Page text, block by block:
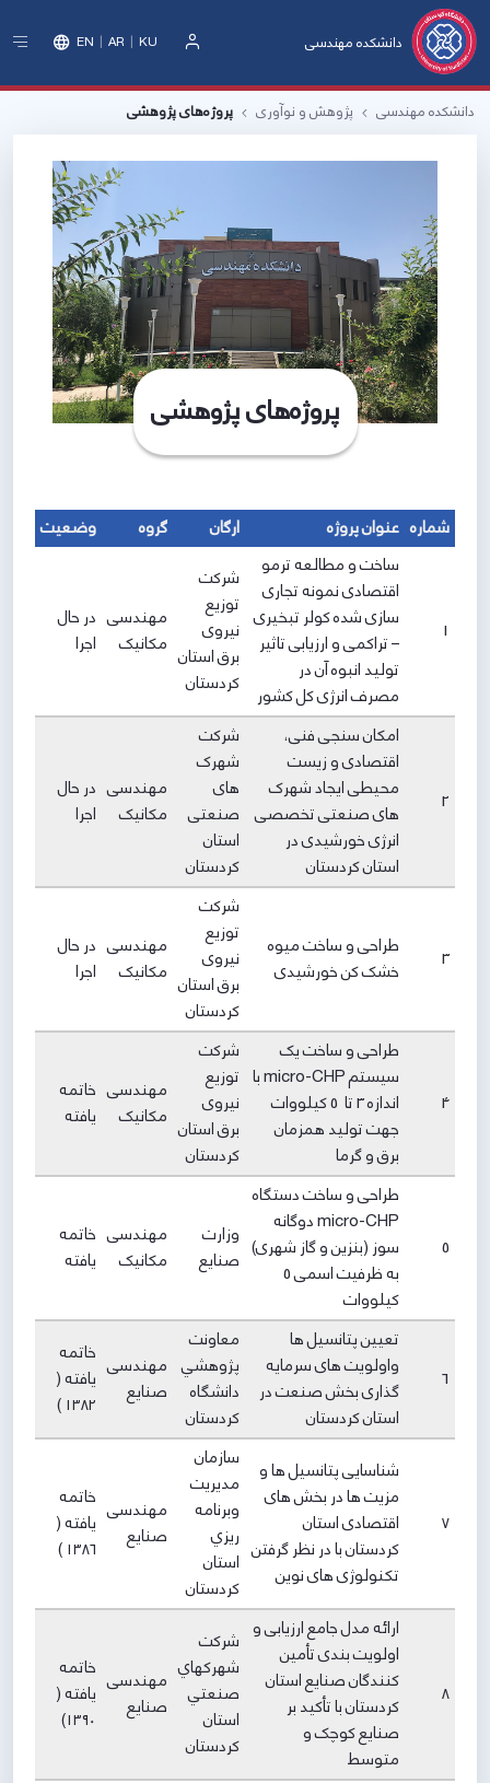
دانشکده مهندسی EN AR KU
دانشکده مهندسی پژوهش و نوآوری پروژه‌های پژوهشی
پروژه‌های پژوهشی
شماره عنوان پروژه ارگان گروه وضعیت
1
ساخت و مطالعه ترمو
اقتصادی نمونه تجاری
سازی شده کولر تبخیری
– تراکمی و ارزیابی تاثیر
تولید انبوه آن در
مصرف انرژی کل کشور
شرکت
توزیع
نیروی
برق استان
کردستان
مهندسی
مکانیک
در حال
اجرا
2
امکان سنجی فنی،
اقتصادی و زیست
محیطی ایجاد شهرک
های صنعتی تخصصی
انرژی خورشیدی در
استان کردستان
​​​​​​​شرکت
شهرک
های
صنعتی
استان
کردستان
مهندسی
مکانیک
در حال
اجرا
3
طراحی و ساخت میوه
خشک کن خورشیدی
شرکت
توزیع
نیروی
برق استان
کردستان
مهندسی
مکانیک
در حال
اجرا
4
طراحی و ساخت یک
سیستم micro-CHP با
اندازه 3 تا 5 کیلووات
جهت تولید همزمان
برق و گرما
شرکت
توزیع
نیروی
برق استان
کردستان
مهندسی
مکانیک
خاتمه
یافته
5
طراحی و ساخت دستگاه
micro-CHP دوگانه
سوز (بنزین و گاز شهری)
به ظرفیت اسمی 5
کیلووات
وزارت
صنایع
مهندسی
مکانیک
خاتمه
یافته
6
تعیین پتانسیل ها
واولویت های سرمایه
گذاری بخش صنعت در
استان کردستان
معاونت
پژوهشي
دانشگاه
كردستان
مهندسی
صنایع
خاتمه
یافته (
۱۳۸۲ )
7
شناسایی پتانسیل ها و
مزیت ها در بخش های
اقتصادی استان
کردستان با در نظر گرفتن
تکنولوژی های نوین
سازمان
مديريت
وبرنامه
ريزي
استان
كردستان
مهندسی
صنایع
خاتمه
یافته (
۱۳۸۶ )
8
ارائه مدل جامع ارزیابی و
اولویت بندی تأمین
کنندگان صنایع استان
کردستان با تأکید بر
صنایع کوچک و
متوسط
شركت
شهركهاي
صنعتي
استان
كردستان
مهندسی
صنایع
خاتمه
یافته (
۱۳۹۰)